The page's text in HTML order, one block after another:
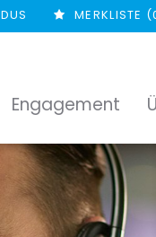
MERKLISTE (
Engagement